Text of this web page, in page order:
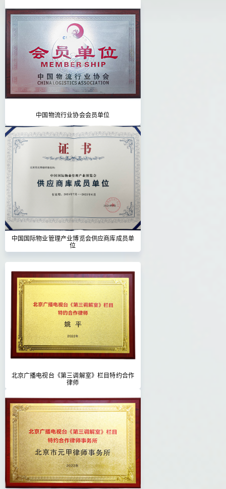
中国物流行业协会会员单位
中国国际物业管理产业博览会供应商库成员单
位
北京广播电视台《第三调解室》栏目特约合作
律师